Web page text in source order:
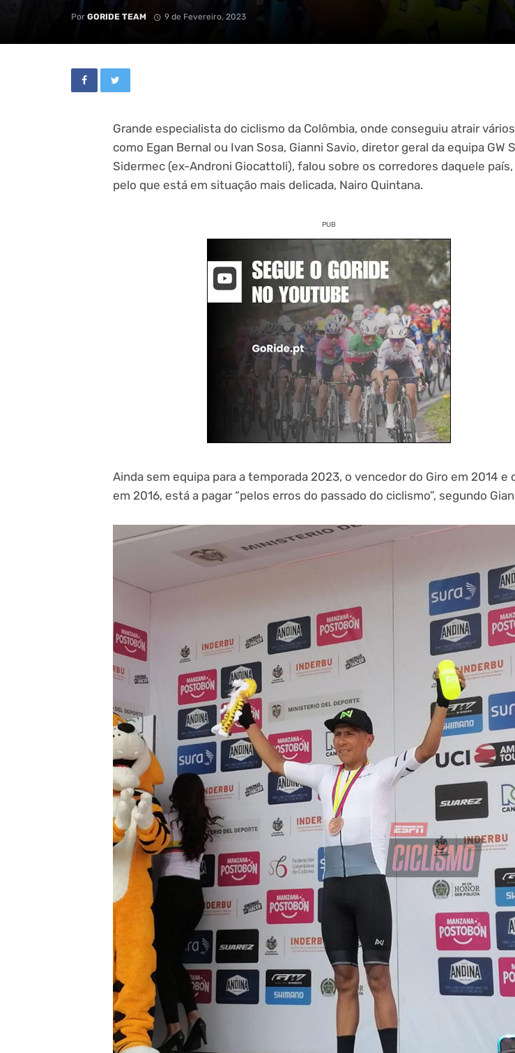
Por GORIDE TEAM 9 de Fevereiro, 2023
Grande especialista do ciclismo da Colômbia, onde conseguiu atrair
como Egan Bernal ou Ivan Sosa, Gianni Savio, diretor geral da equipa GW
Sidermec (ex-Androni Giocattoli), falou sobre os corredores daquele
pelo que está em situação mais delicada, Nairo Quintana.
PUB
Ainda sem equipa para a temporada 2023, o vencedor do Giro em 2014 e
em 2016, está a pagar “pelos erros do passado do ciclismo”, segundo